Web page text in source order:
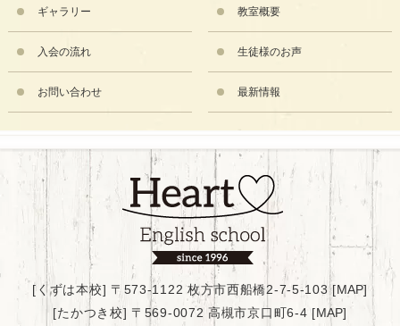
ギャラリー 教室概要
入会の流れ 生徒様のお声
お問い合わせ 最新情報
[くずは本校] 〒573-1122 枚方市西船橋2-7-5-103 [MAP]
[たかつき校] 〒569-0072 高槻市京口町6-4 [MAP]